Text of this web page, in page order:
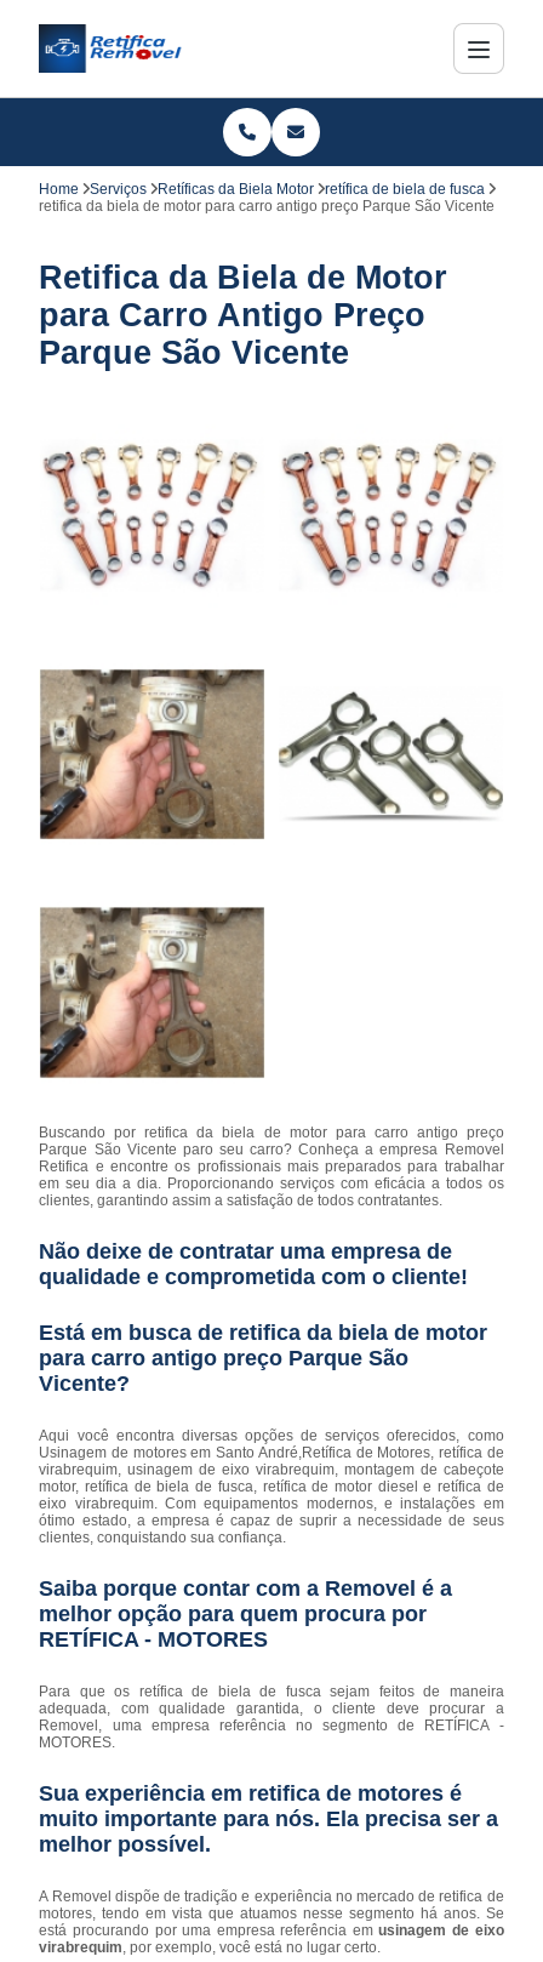
Home Serviços Retíficas da Biela Motor
retífica de biela de fusca
retifica da biela de motor para carro antigo preço Parque São Vicente
Retifica da Biela de Motor
para Carro Antigo Preço
Parque São Vicente
Buscando por retifica da biela de motor para carro antigo preço
Parque São Vicente paro seu carro? Conheça a empresa Removel
Retifica e encontre os profissionais mais preparados para trabalhar
em seu dia a dia. Proporcionando serviços com eficácia a todos os
clientes, garantindo assim a satisfação de todos contratantes.
Não deixe de contratar uma empresa de
qualidade e comprometida com o cliente!
Está em busca de retifica da biela de motor
para carro antigo preço Parque São
Vicente?
Aqui você encontra diversas opções de serviços oferecidos, como
Usinagem de motores em Santo André,Retífica de Motores, retífica de
virabrequim, usinagem de eixo virabrequim, montagem de cabeçote
motor, retífica de biela de fusca, retífica de motor diesel e retífica de
eixo virabrequim. Com equipamentos modernos, e instalações em
ótimo estado, a empresa é capaz de suprir a necessidade de seus
clientes, conquistando sua confiança.
Saiba porque contar com a Removel é a
melhor opção para quem procura por
RETÍFICA - MOTORES
Para que os retífica de biela de fusca sejam feitos de maneira
adequada, com qualidade garantida, o cliente deve procurar a
Removel, uma empresa referência no segmento de RETÍFICA -
MOTORES.
Sua experiência em retifica de motores é
muito importante para nós. Ela precisa ser a
melhor possível.
A Removel dispõe de tradição e experiência no mercado de retifica de
motores, tendo em vista que atuamos nesse segmento há anos. Se
está procurando por uma empresa referência emusinagem de eixo
virabrequim , por exemplo, você está no lugar certo.